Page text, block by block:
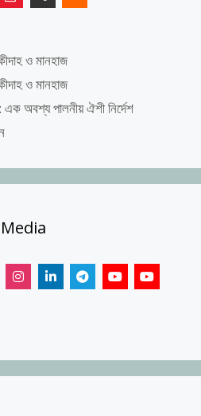
ও মানহাজ
ও মানহাজ
এক অবশ্য পালনীয় ঐশী নির্দেশ